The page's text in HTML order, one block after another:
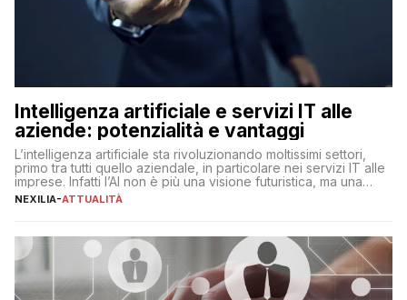
Intelligenza artificiale e servizi IT alle
aziende: potenzialità e vantaggi
L’intelligenza artificiale sta rivoluzionando moltissimi settori,
primo tra tutti quello aziendale, in particolare nei servizi IT alle
imprese. Infatti l’AI non è più una visione futuristica, ma una
realtà operativa che sta portando a un cambio significativo in
operazioni, bensì comporta […]
NEXILIA-ATTUALITÀ